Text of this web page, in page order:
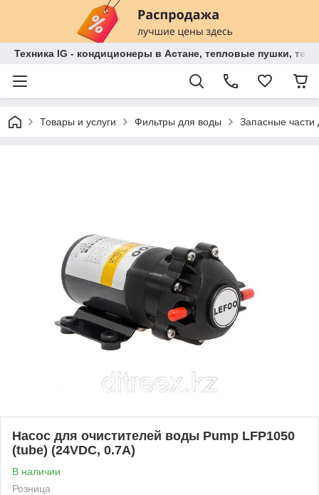
Техника IG - кондиционеры в Астане, тепловые пушки,
Товары и услуги Фильтры для воды Запасные части
Насос для очистителей воды Pump LFP1050
(tube) (24VDC, 0.7A)
В наличии
Розница